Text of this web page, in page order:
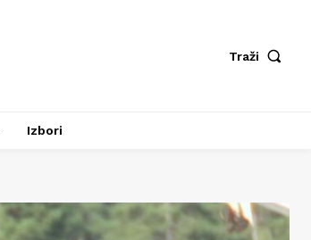
Traži
Izbori